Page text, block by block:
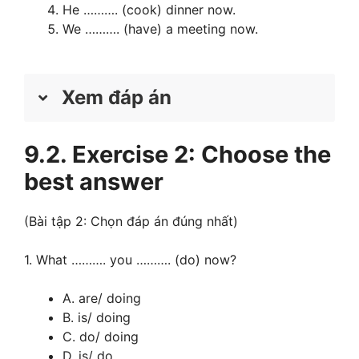
He ………. (cook) dinner now.
We ………. (have) a meeting now.
Xem đáp án
1. am watching
→ Giải thích: Dùng cấu trúc thì tiếp diễn để
lúc nói. Mặt khác, I đi với động từ tobe am
trúc của thì tiếp diễn.
2. is studying
→ Giải thích: Sử dụng cấu trúc thì hiện tại
9.2. Exercise 2: Choose the
best answer
(Bài tập 2: Chọn đáp án đúng nhất)
1. What ………. you ………. (do) now?
A. are/ doing
B. is/ doing
C. do/ doing
D. is/ do